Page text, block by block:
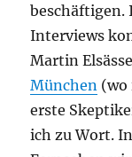
beschäftigen.
Interviews
Martin
München (wo
erste
ich zu Wort.